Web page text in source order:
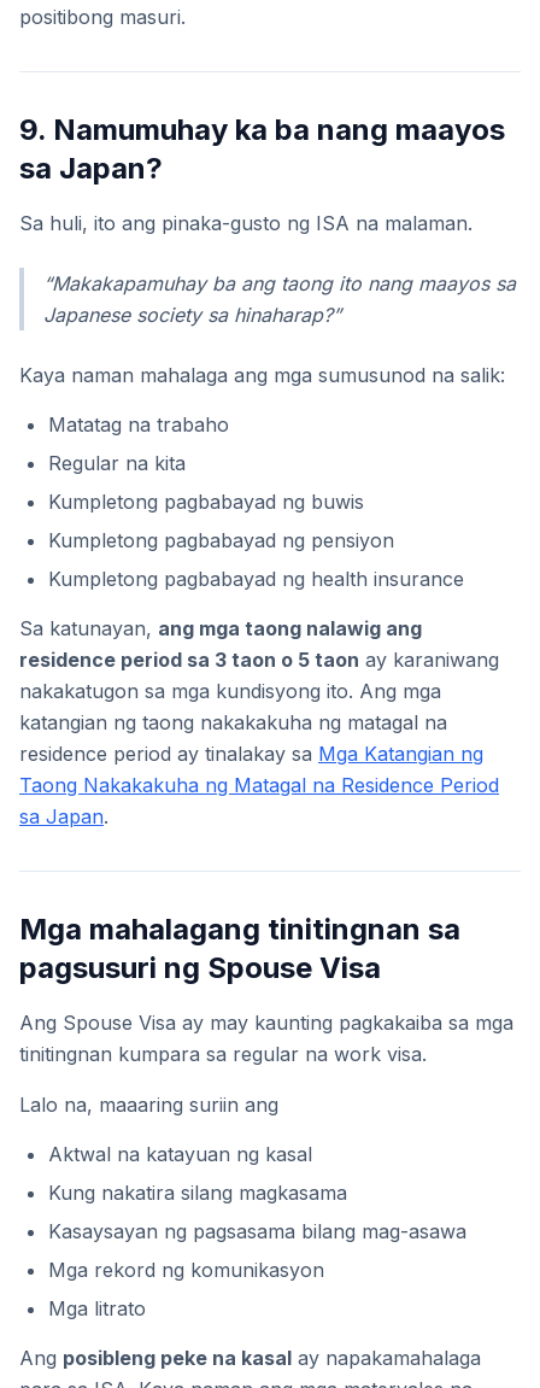
positibong masuri.
9. Namumuhay ka ba nang maayos
sa Japan?
Sa huli, ito ang pinaka-gusto ng ISA na malaman.
“Makakapamuhay ba ang taong ito nang maayos sa
Japanese society sa hinaharap?”
Kaya naman mahalaga ang mga sumusunod na salik:
Matatag na trabaho
Regular na kita
Kumpletong pagbabayad ng buwis
Kumpletong pagbabayad ng pensiyon
Kumpletong pagbabayad ng health insurance
Sa katunayan, ang mga taong nalawig ang
residence period sa 3 taon o 5 taon ay karaniwang
nakakatugon sa mga kundisyong ito. Ang mga
katangian ng taong nakakakuha ng matagal na
residence period ay tinalakay sa Mga Katangian ng
Taong Nakakakuha ng Matagal na Residence Period
sa Japan.
Mga mahalagang tinitingnan sa
pagsusuri ng Spouse Visa
Ang Spouse Visa ay may kaunting pagkakaiba sa mga
tinitingnan kumpara sa regular na work visa.
Lalo na, maaaring suriin ang
Aktwal na katayuan ng kasal
Kung nakatira silang magkasama
Kasaysayan ng pagsasama bilang mag-asawa
Mga rekord ng komunikasyon
Mga litrato
Ang posibleng peke na kasal ay napakamahalaga